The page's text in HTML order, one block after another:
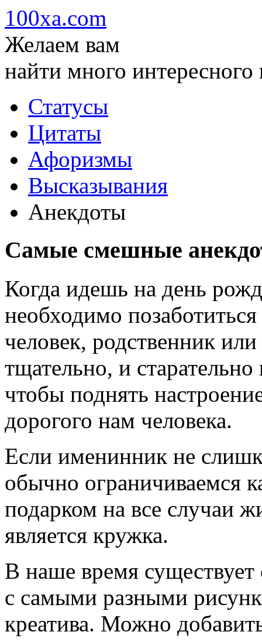
100xa.com
Желаем вам
найти много интересного
Статусы
Цитаты
Афоризмы
Высказывания
Анекдоты
Самые смешные
Когда идешь на день
необходимо
человек, родственник
тщательно, и
чтобы поднять
дорогого нам человека.
Если именинник не
обычно ограничиваемся
подарком на все случаи
является кружка.
В наше время существует
с самыми разными
креатива. Можно